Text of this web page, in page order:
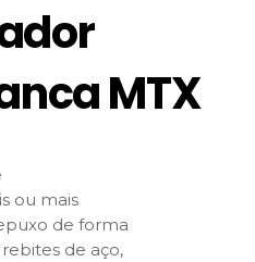
MTX
ou mais
de forma
de aço,